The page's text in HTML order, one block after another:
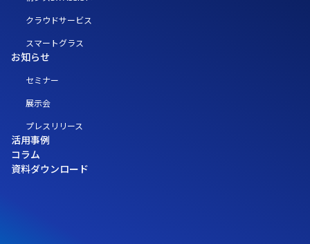
クラウドサービス
スマートグラス
お知らせ
セミナー
展示会
プレスリリース
活用事例
コラム
資料ダウンロード